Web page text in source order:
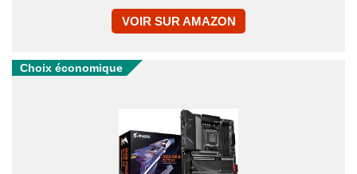
VOIR SUR AMAZON
Choix économique